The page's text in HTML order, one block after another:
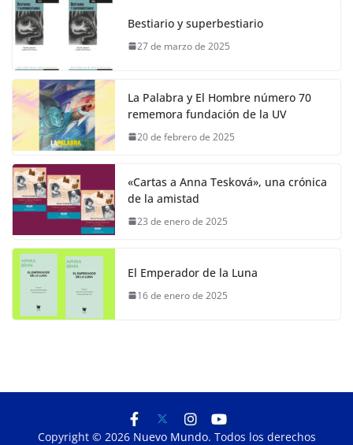
Bestiario y superbestiario
27 de marzo de 2025
La Palabra y El Hombre número 70
rememora fundación de la UV
20 de febrero de 2025
«Cartas a Anna Tesková», una crónica
de la amistad
23 de enero de 2025
El Emperador de la Luna
16 de enero de 2025
Copyright © 2026 Nuevo Mundo. Todos los derechos